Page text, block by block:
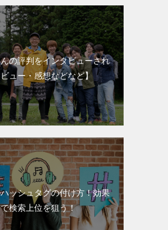
の評判をインタビューされ
ュー・感想などなど】
ッシュタグの付け方！効果
検索上位を狙う！